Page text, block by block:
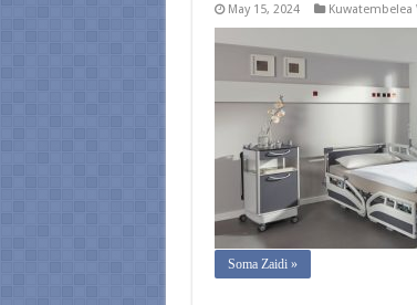
May 15, 2024 Kuwatembelea
Soma Zaidi »